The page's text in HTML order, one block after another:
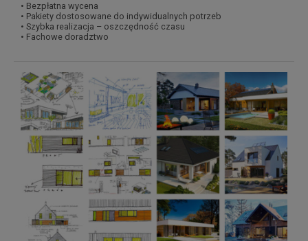
• Bezpłatna wycena
• Pakiety dostosowane do indywidualnych potrzeb
• Szybka realizacja – oszczędność czasu
• Fachowe doradztwo